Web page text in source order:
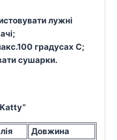
лужні
градусах С;
сушарки.
Довжина